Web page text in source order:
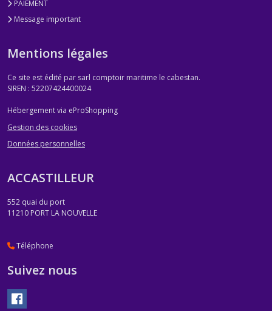
PAIEMENT
Message important
Mentions légales
Ce site est édité par sarl comptoir maritime le cabestan.
SIREN : 52207424400024
Hébergement via eProShopping
Gestion des cookies
Données personnelles
ACCASTILLEUR
552 quai du port
11210 PORT LA NOUVELLE
Téléphone
Suivez nous